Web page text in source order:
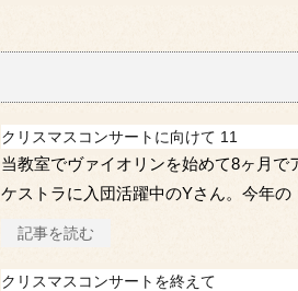
クリスマスコンサートに向けて 11
当教室でヴァイオリンを始めて8ヶ月で
ケストラに入団活躍中のYさん。今年の
記事を読む
クリスマスコンサートを終えて